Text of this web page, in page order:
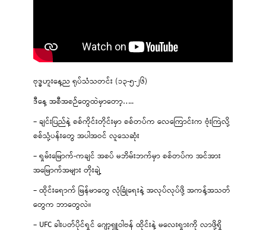
ဗုဒ္ဓဟူးနေ့ည ရုပ်သံသတင်း (၁၃-၅-၂၆)
ဒီနေ့ အစီအစဉ်တွေထဲမှာတော့…..
– ချင်းပြည်နဲ့ စစ်ကိုင်းတိုင်းမှာ စစ်တပ်က လေကြောင်းက ဗုံးကြဲလို့
စစ်သုံ့ပန်းတွေ အပါအဝင် လူသေဆုံး
– ရှမ်းမြောက်-ကချင် အစပ် မဘိမ်းဘက်မှာ စစ်တပ်က အင်အား
အမြောက်အများ တိုးချဲ့
– ထိုင်းရောက် မြန်မာတွေ လုံခြုံရေးနဲ့ အလုပ်လုပ်ဖို့ အကန့်အသတ်
တွေက ဘာတွေလဲ။
– UFC ခါးပတ်ပိုင်ရှင် ဂျော့ရှူဝါဗန် ထိုင်းနဲ့ မလေးရှားကို လာဖို့ရှိ